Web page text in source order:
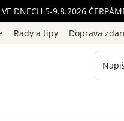
VE DNECH 5-9.8.2026
Rady a tipy Doprava